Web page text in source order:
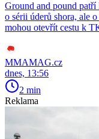
Ground and pound
o sérii úderů shora, ale
mohou otevřít cestu k
MMAMAG.cz
dnes, 13:56
2 min
Reklama